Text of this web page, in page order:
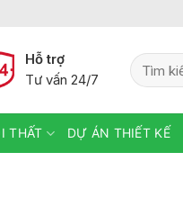
Hỗ trợ
Tư vấn 24/7
Tìm
kiếm:
THẤT DỰ ÁN THIẾT KẾ